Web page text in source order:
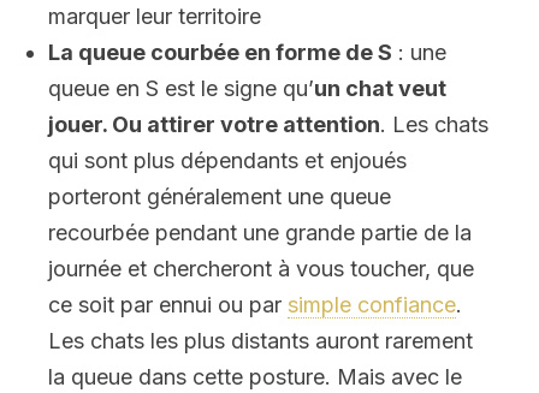
marquer leur territoire
La queue courbée en forme de S : une
queue en S est le signe qu’un chat veut
jouer. Ou attirer votre attention. Les chats
qui sont plus dépendants et enjoués
porteront généralement une queue
recourbée pendant une grande partie de la
journée et chercheront à vous toucher, que
ce soit par ennui ou par simple confiance.
Les chats les plus distants auront rarement
la queue dans cette posture. Mais avec le